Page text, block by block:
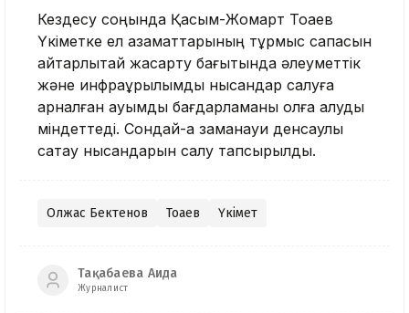
Кездесу соңында Қасым-Жомарт Тоқаев
Үкіметке ел азаматтарының тұрмыс сапасын
айтарлықтай жақсарту бағытында әлеуметтік
және инфрақұрылымдық нысандар салуға
арналған ауқымды бағдарламаны қолға алуды
міндеттеді. Сондай-ақ заманауи денсаулық
сақтау нысандарын салу тапсырылды.
Олжас Бектенов Тоқаев Үкімет
Тақабаева Аида
Журналист